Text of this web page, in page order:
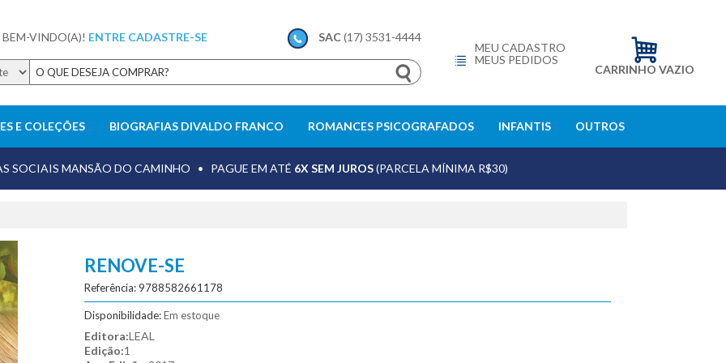
BEM-VINDO(A)! ENTRE CADASTRE-SE SAC(17) 3531-4444
Veja mais resultados
MEU CADASTRO
MEUS PEDIDOS
CARRINHO VAZIO
E COLEÇÕES BIOGRAFIAS DIVALDO FRANCO ROMANCES PSICOGRAFADOS INFANTIS OUTROS
SOCIAIS MANSÃO DO CAMINHO • PAGUE EM ATÉ 6X SEM JUROS(PARCELA MÍNIMA R$30)
RENOVE-SE
Referência: 9788582661178
Disponibilidade:Em estoque
Editora:LEAL
Edição:1